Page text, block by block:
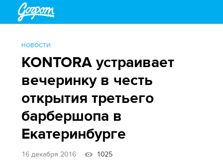
НОВОСТИ
KONTORA устраивает
вечеринку в честь
открытия третьего
барбершопа в
Екатеринбурге
16 декабря 2016 1025